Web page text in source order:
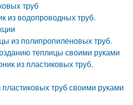
труб
из водопроводных труб.
из полипропиленовых труб.
теплицы своими руками
из пластиковых труб.
труб своими руками